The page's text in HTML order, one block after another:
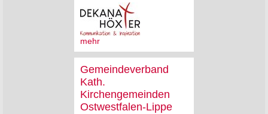
mehr
Gemeindeverband
Kath.
Kirchengemeinden
Ostwestfalen-Lippe